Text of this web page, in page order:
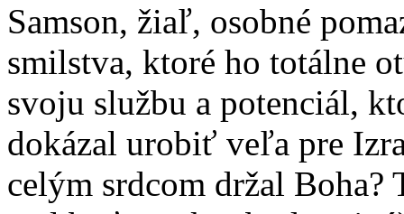
Samson, žiaľ, osobné
smilstva, ktoré ho totálne
svoju službu a potenciál,
dokázal urobiť veľa pre
celým srdcom držal Boha?